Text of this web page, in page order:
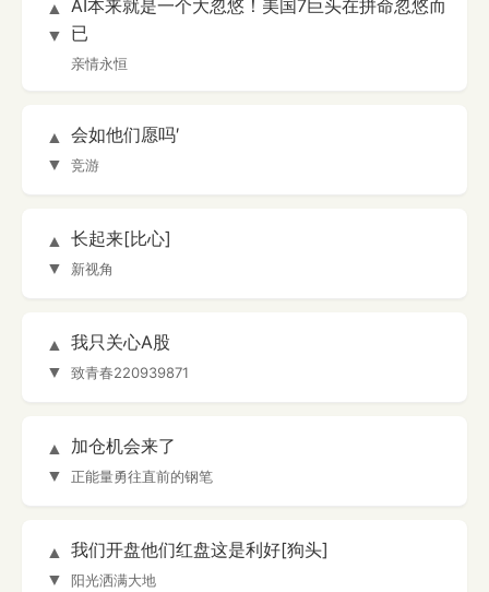
▲
▼
AI本来就是一个大忽悠！美国7巨头在拼命忽悠而
已
亲情永恒
▲
▼
会如他们愿吗′
竞游
▲
▼
长起来[比心]
新视角
▲
▼
我只关心A股
致青春220939871
▲
▼
加仓机会来了
正能量勇往直前的钢笔
▲
▼
我们开盘他们红盘这是利好[狗头]
阳光洒满大地